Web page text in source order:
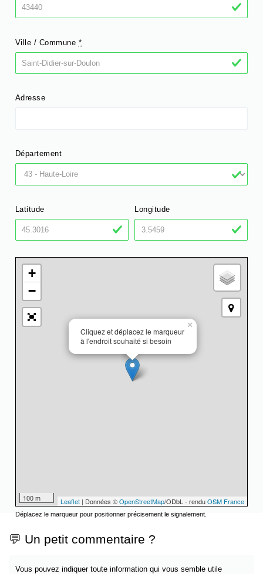
Ville / Commune *
Adresse
Département
Latitude Longitude
Cliquez et déplacez le marqueur
à l'endroit souhaité si besoin
×
+
−
100 m Leaflet | Données ©OpenStreetMap/ODbL - renduOSM France
Déplacez le marqueur pour positionner précisement le signalement.
💬 Un petit commentaire ?
Vous pouvez indiquer toute information qui vous semble utile